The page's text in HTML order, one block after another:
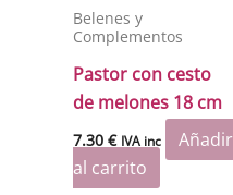
Belenes y
Complementos
Pastor con cesto
de melones 18 cm
7.30€ IVA inc
Añadir
al carrito